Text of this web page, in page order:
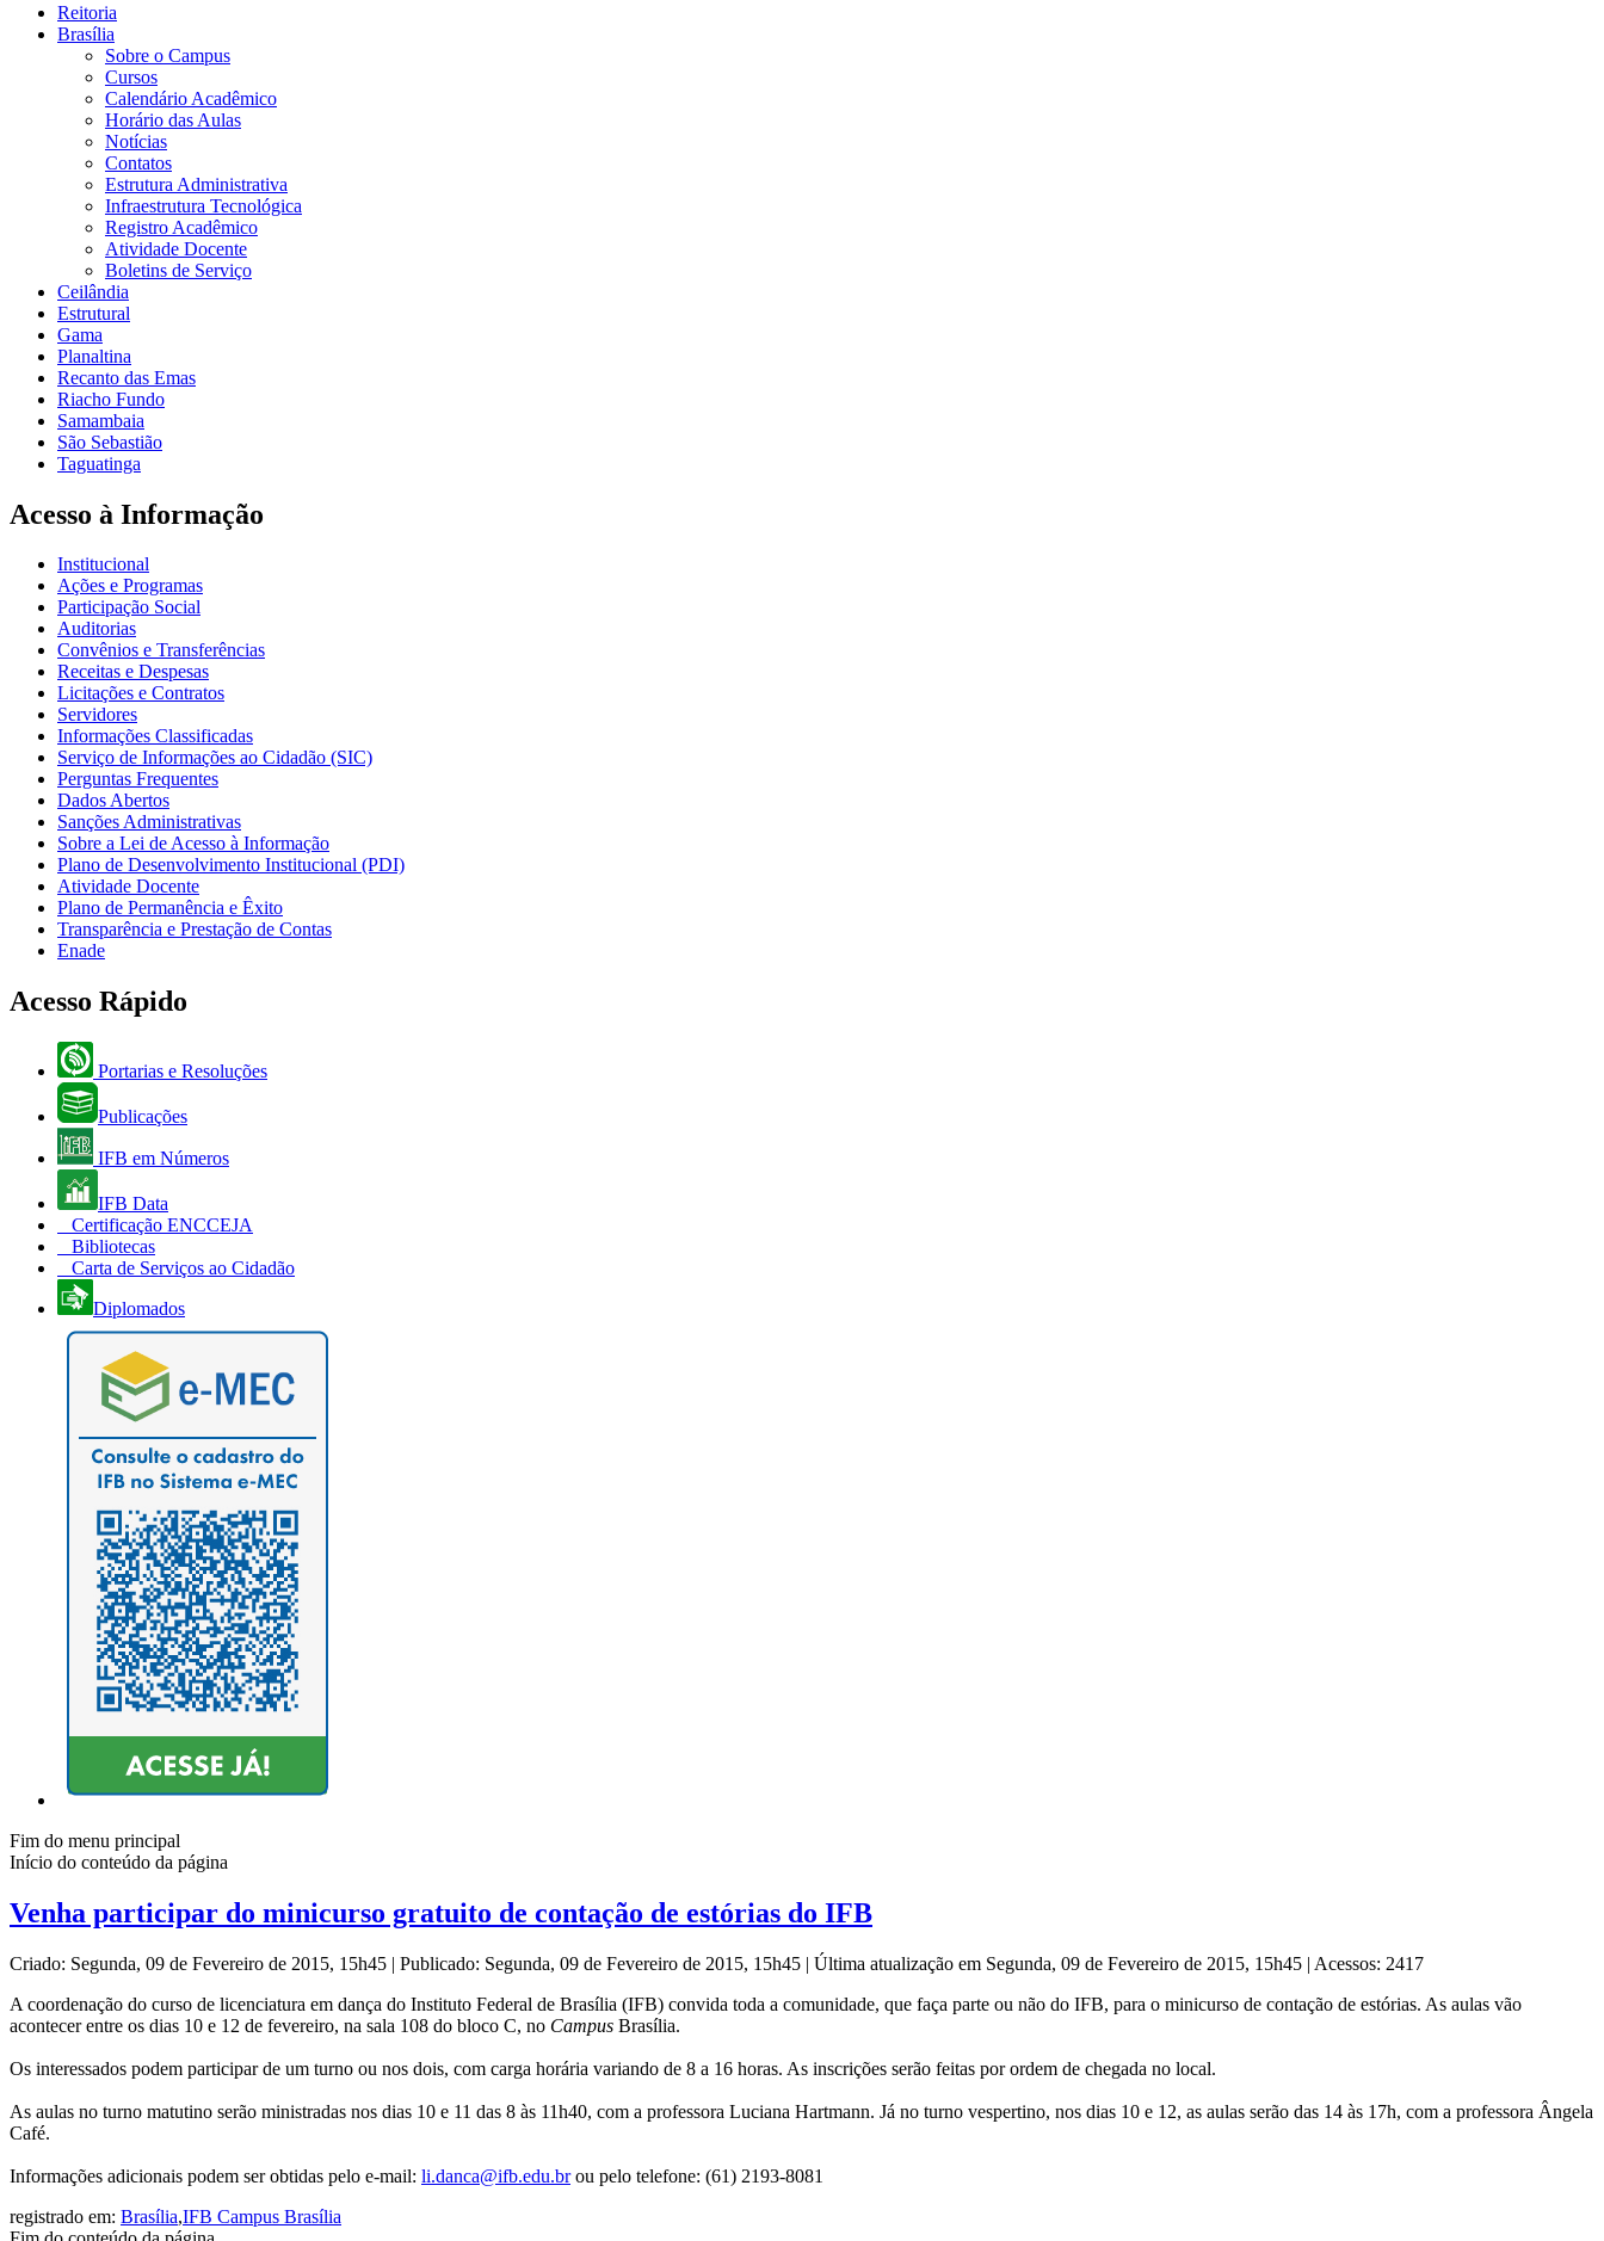
Reitoria
Brasília
Sobre o Campus
Cursos
Calendário Acadêmico
Horário das Aulas
Notícias
Contatos
Estrutura Administrativa
Infraestrutura Tecnológica
Registro Acadêmico
Atividade Docente
Boletins de Serviço
Ceilândia
Estrutural
Gama
Planaltina
Recanto das Emas
Riacho Fundo
Samambaia
São Sebastião
Taguatinga
Acesso à Informação
Institucional
Ações e Programas
Participação Social
Auditorias
Convênios e Transferências
Receitas e Despesas
Licitações e Contratos
Servidores
Informações Classificadas
Serviço de Informações ao Cidadão (SIC)
Perguntas Frequentes
Dados Abertos
Sanções Administrativas
Sobre a Lei de Acesso à Informação
Plano de Desenvolvimento Institucional (PDI)
Atividade Docente
Plano de Permanência e Êxito
Transparência e Prestação de Contas
Enade
Acesso Rápido
Portarias e Resoluções
Publicações
IFB em Números
IFB Data
Certificação ENCCEJA
Bibliotecas
Carta de Serviços ao Cidadão
Diplomados
Fim do menu principal
Início do conteúdo da página
Venha participar do minicurso gratuito de contação de estórias do IFB
Criado: Segunda, 09 de Fevereiro de 2015, 15h45 | Publicado: Segunda, 09 de Fevereiro de 2015, 15h45 | Última atualização em Segunda, 09 de Fevereiro de 2015, 15h45 | Acessos: 2417
A coordenação do curso de licenciatura em dança do Instituto Federal de Brasília (IFB) convida toda a comunidade, que faça parte ou não do IFB, para o minicurso de contação de estórias. As aulas vão
acontecer entre os dias 10 e 12 de fevereiro, na sala 108 do bloco C, no Campus Brasília.
Os interessados podem participar de um turno ou nos dois, com carga horária variando de 8 a 16 horas. As inscrições serão feitas por ordem de chegada no local.
As aulas no turno matutino serão ministradas nos dias 10 e 11 das 8 às 11h40, com a professora Luciana Hartmann. Já no turno vespertino, nos dias 10 e 12, as aulas serão das 14 às 17h, com a professora Ângela
Café.
Informações adicionais podem ser obtidas pelo e-mail: li.danca@ifb.edu.brou pelo telefone: (61) 2193-8081
registrado em: Brasília,IFB Campus Brasília